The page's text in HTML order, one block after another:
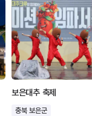
보은대추 축제
충북 보은군